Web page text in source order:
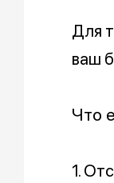
Для
ваш
Что
1.